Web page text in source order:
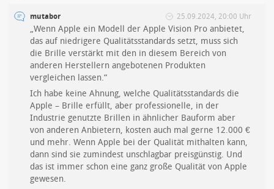
mutabor 25.09.2024, 20:00 Uhr
„Wenn Apple ein Modell der Apple Vision Pro anbietet,
das auf niedrigere Qualitätsstandards setzt, muss sich
die Brille verstärkt mit den in diesem Bereich von
anderen Herstellern angebotenen Produkten
vergleichen lassen.“
Ich habe keine Ahnung, welche Qualitätsstandards die
Apple – Brille erfüllt, aber professionelle, in der
Industrie genutzte Brillen in ähnlicher Bauform aber
von anderen Anbietern, kosten auch mal gerne 12.000 €
und mehr. Wenn Apple bei der Qualität mithalten kann,
dann sind sie zumindest unschlagbar preisgünstig. Und
das ist immer schon eine ganz große Qualität von Apple
gewesen.